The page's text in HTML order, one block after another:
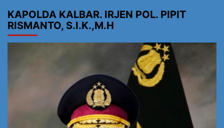
KAPOLDA KALBAR. IRJEN POL. PIPIT
RISMANTO, S.I.K.,M.H